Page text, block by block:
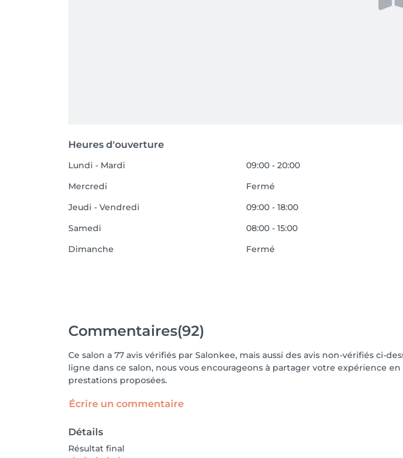
Heures d'ouverture
Lundi - Mardi
09:00 - 20:00
Mercredi
Fermé
Jeudi - Vendredi
09:00 - 18:00
Samedi
08:00 - 15:00
Dimanche
Fermé
Commentaires(92)
Ce salon a 77 avis vérifiés par Salonkee, mais aussi des avis non-vérifiés ci-
ligne dans ce salon, nous vous encourageons à partager votre expérience
prestations proposées.
Écrire un commentaire
Détails
Résultat final